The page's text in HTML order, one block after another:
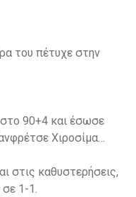
του πέτυχε στην
90+4 και έσωσε
Χιροσίμα
στις καθυστερήσεις,
σε 1-1.